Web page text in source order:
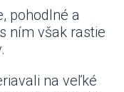
pohodlné a
ním však rastie
na veľké